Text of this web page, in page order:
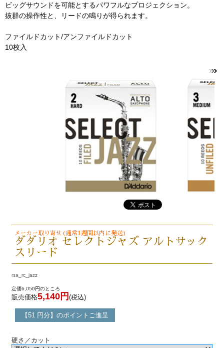
ビッグサウンドを可能とするパワフルなプロジェクション。
抜群の操作性と、リードの鳴りが得られます。
ファイルドカット/アンファイルドカット
10枚入
メーカー取り寄せ(通常1週間以内に発送)
ダダリオ セレクトジャズ アルトサック
スリード
rsa_rc_jazz
定価6,050円のところ
販売価格5,140円 (税込)
【51 円分】のポイントご進呈
硬さ／カット